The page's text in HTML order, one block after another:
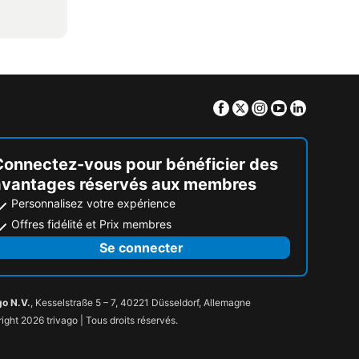
Facebook
TwitterInstagram
Youtube
vous pour bénéficier des
réservés aux membres
Personnalisez votre expérience
Offres fidélité et Prix membres
Se connecter
N.V., Kesselstraße 5 – 7, 40221 Düsseldorf, Allemagne
2026 trivago | Tous droits réservés.